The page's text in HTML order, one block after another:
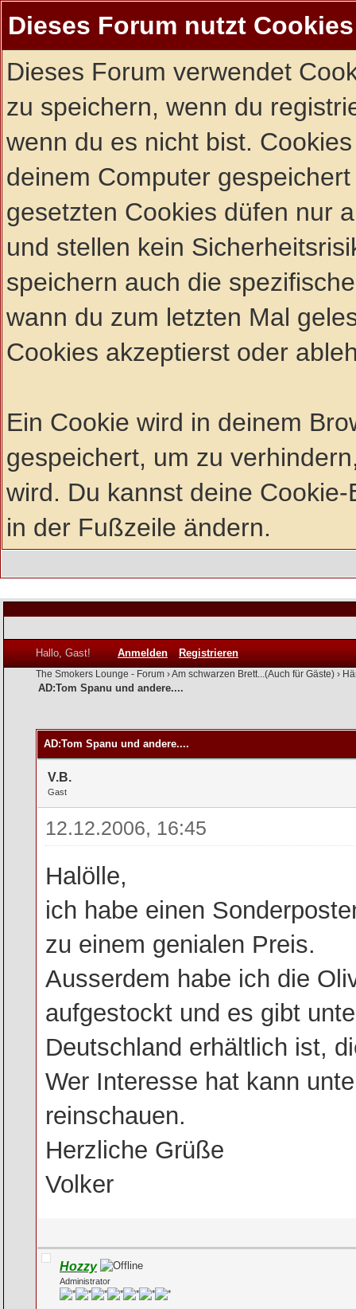
Dieses Forum nutzt Cookies
Dieses Forum verwendet
zu speichern, wenn du
wenn du es nicht bist.
deinem Computer
gesetzten Cookies düfen nur
und stellen kein
speichern auch die
wann du zum letzten Mal
Cookies akzeptierst oder
Ein Cookie wird in deinem
gespeichert, um zu
wird. Du kannst deine
in der Fußzeile ändern.
Hallo, Gast! Anmelden Registrieren
The Smokers Lounge - Forum ›Am schwarzen Brett...(Auch für Gäste) ›
AD:Tom Spanu und andere....
AD:Tom Spanu und andere....
V.B.
Gast
12.12.2006, 16:45
Halölle,
ich habe einen
zu einem genialen Preis.
Ausserdem habe ich die
aufgestockt und es gibt
Deutschland erhältlich ist,
Wer Interesse hat kann
reinschauen.
Herzliche Grüße
Volker
Hozzy
Administrator